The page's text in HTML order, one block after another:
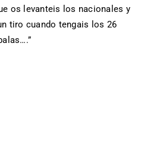
os levanteis los nacionales y
tiro cuando tengais los 26
”